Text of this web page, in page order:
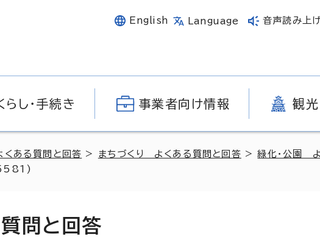
English Language 音声読み上
らし・手続き 事業者向け情報 観光
くある質問と回答 > まちづくり よくある質問と回答 >緑化・公園
5581)
問と回答